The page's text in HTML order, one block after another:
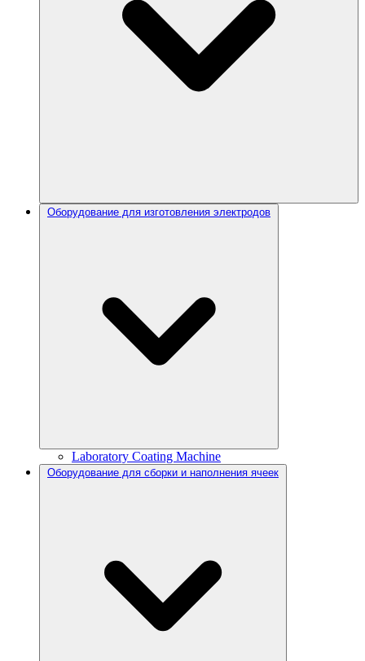
Оборудование для изготовления электродов
Laboratory Coating Machine
Оборудование для сборки и наполнения ячеек